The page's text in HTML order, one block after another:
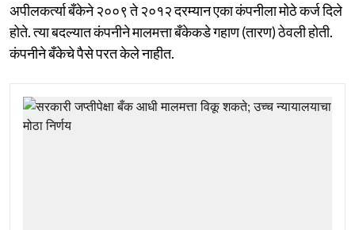
अपीलकर्त्या बँकेने २००९ ते २०१२ दरम्यान एका कंपनीला मोठे कर्ज दिले
होते. त्या बदल्यात कंपनीने मालमत्ता बँकेकडे गहाण (तारण) ठेवली होती.
कंपनीने बँकेचे पैसे परत केले नाहीत.